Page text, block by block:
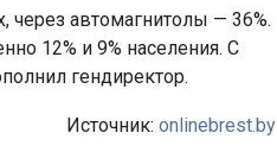
автомагнитолы — 36%.
12% и 9% населения. С
гендиректор.
Источник: onlinebrest.by